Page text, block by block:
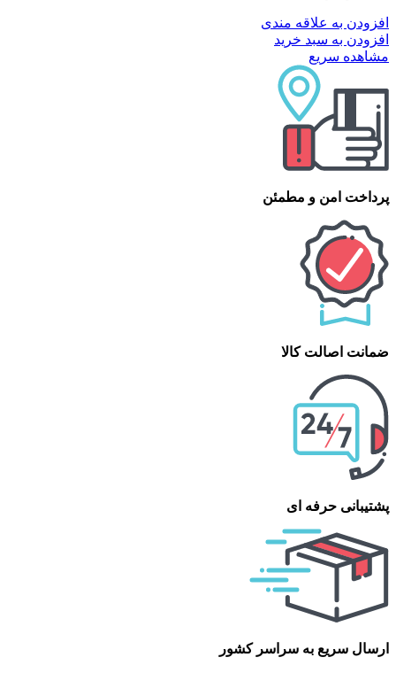
افزودن به علاقه مندی
افزودن به سبد خرید
مشاهده سریع
پرداخت امن و مطمئن
ضمانت اصالت کالا
پشتیبانی حرفه ای
ارسال سریع به سراسر کشور